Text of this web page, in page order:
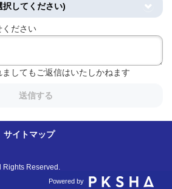
択してください)
ください
してもご返信はいたしかねます
送信する
サイトマップ
Reserved.
Powered by